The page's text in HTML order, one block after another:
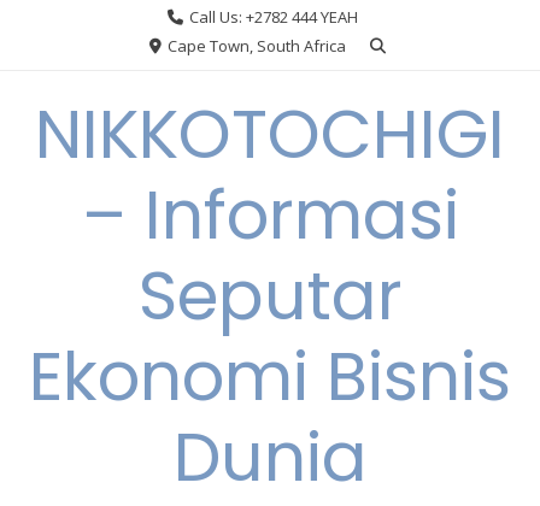
Call Us: +2782 444 YEAH
Cape Town, South Africa
NIKKOTOCHIGI
– Informasi
Seputar
Ekonomi Bisnis
Dunia